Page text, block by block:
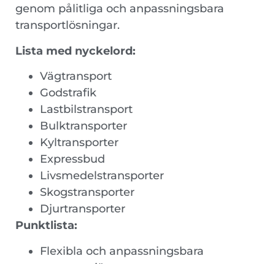
genom pålitliga och anpassningsbara
transportlösningar.
Lista med nyckelord:
Vägtransport
Godstrafik
Lastbilstransport
Bulktransporter
Kyltransporter
Expressbud
Livsmedelstransporter
Skogstransporter
Djurtransporter
Punktlista:
Flexibla och anpassningsbara